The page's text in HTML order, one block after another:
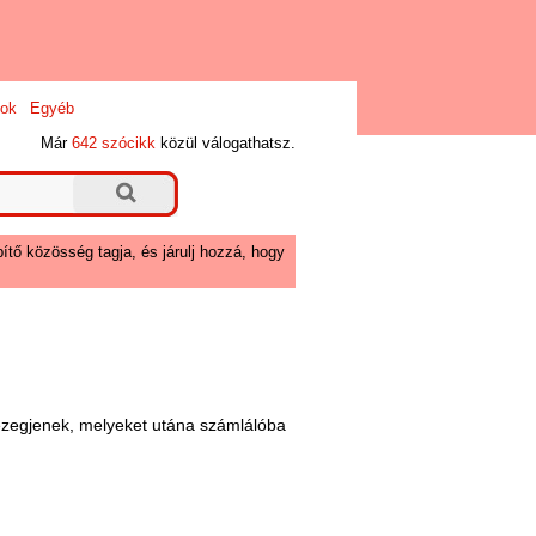
Egyéb
Már642 szócikk közül válogathatsz.
közösség tagja, és járulj hozzá, hogy
melyeket utána számlálóba